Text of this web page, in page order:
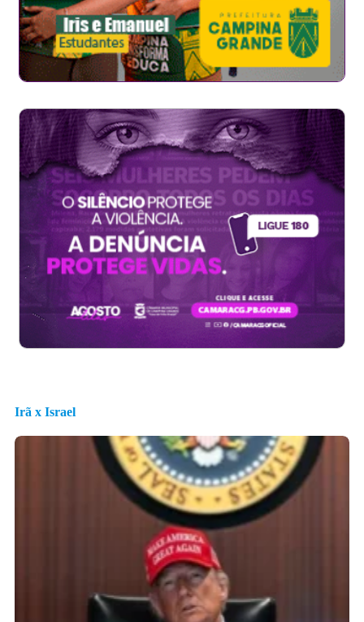
Irã x Israel